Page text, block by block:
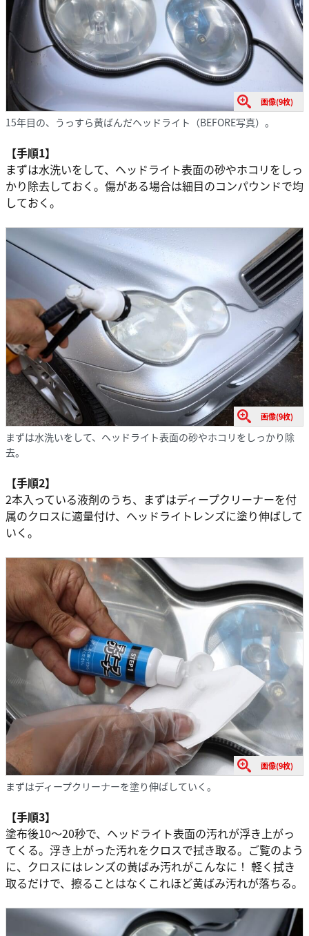
画像(9枚)
15年目の、うっすら黄ばんだヘッドライト（BEFORE写真）。
【手順1】
まずは水洗いをして、ヘッドライト表面の砂やホコリをしっ
かり除去しておく。傷がある場合は細目のコンパウンドで均
しておく。
画像(9枚)
まずは水洗いをして、ヘッドライト表面の砂やホコリをしっかり除
去。
【手順2】
2本入っている液剤のうち、まずはディープクリーナーを付
属のクロスに適量付け、ヘッドライトレンズに塗り伸ばして
いく。
画像(9枚)
まずはディープクリーナーを塗り伸ばしていく。
【手順3】
塗布後10〜20秒で、ヘッドライト表面の汚れが浮き上がっ
てくる。浮き上がった汚れをクロスで拭き取る。ご覧のよう
に、クロスにはレンズの黄ばみ汚れがこんなに！ 軽く拭き
取るだけで、擦ることはなくこれほど黄ばみ汚れが落ちる。